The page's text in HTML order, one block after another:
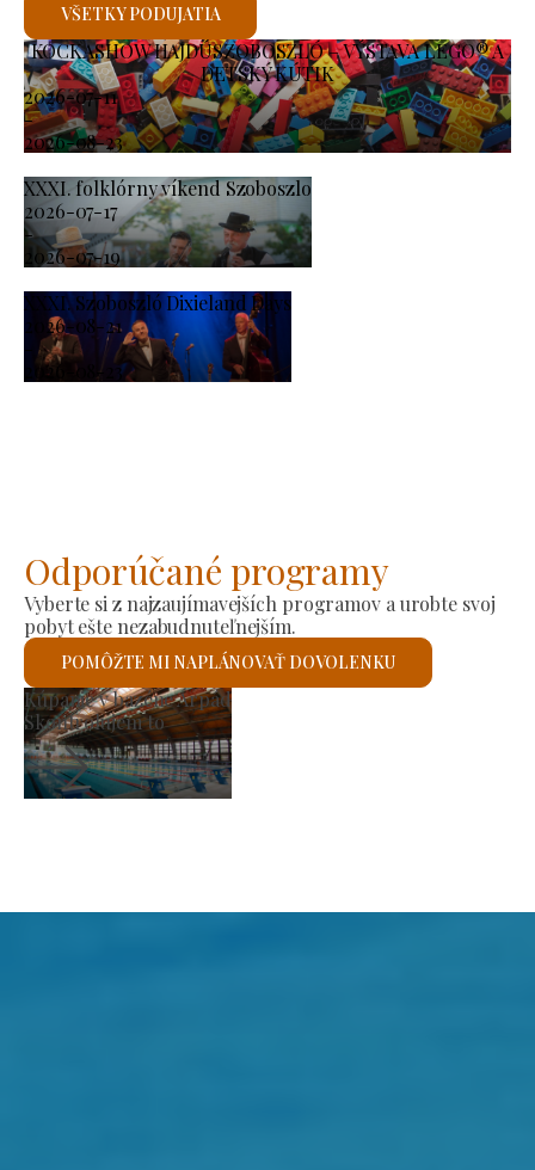
KOCKASHOW HAJDÚSZOBOSZLÓ – VÝSTAVA LEGO® A
DETSKÝ KÚTIK
2026-07-11
-
2026-08-23
XXXI. folklórny víkend Szoboszlo
2026-07-17
-
2026-07-19
XXXI. Szoboszló Dixieland Days
2026-08-21
-
2026-08-23
VŠETKY PODUJATIA
Odporúčané programy
Vyberte si z najzaujímavejších programov a urobte svoj
pobyt ešte nezabudnuteľnejším.
POMÔŽTE MI NAPLÁNOVAŤ DOVOLENKU
Trh výrobcov
Skontrolujem to